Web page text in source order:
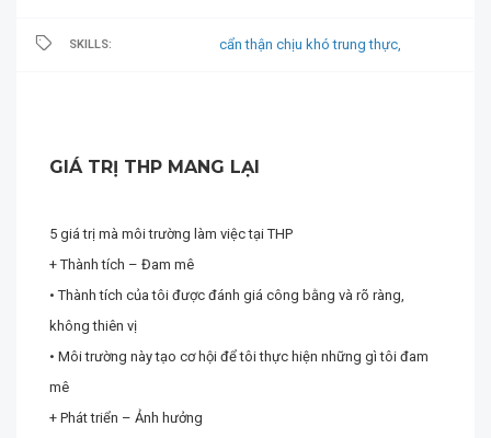
SKILLS: cẩn thận chịu khó trung thực,
GIÁ TRỊ THP MANG LẠI
5 giá trị mà môi trường làm việc tại THP
+ Thành tích – Đam mê
• Thành tích của tôi được đánh giá công bằng và rõ ràng,
không thiên vị
• Môi trường này tạo cơ hội để tôi thực hiện những gì tôi đam
mê
+ Phát triển – Ảnh hưởng